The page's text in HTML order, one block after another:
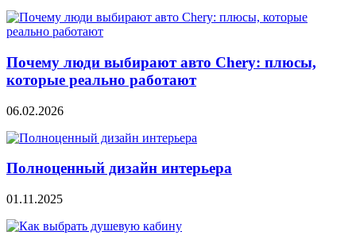
Почему люди выбирают авто Chery: плюсы,
которые реально работают
06.02.2026
Полноценный дизайн интерьера
01.11.2025